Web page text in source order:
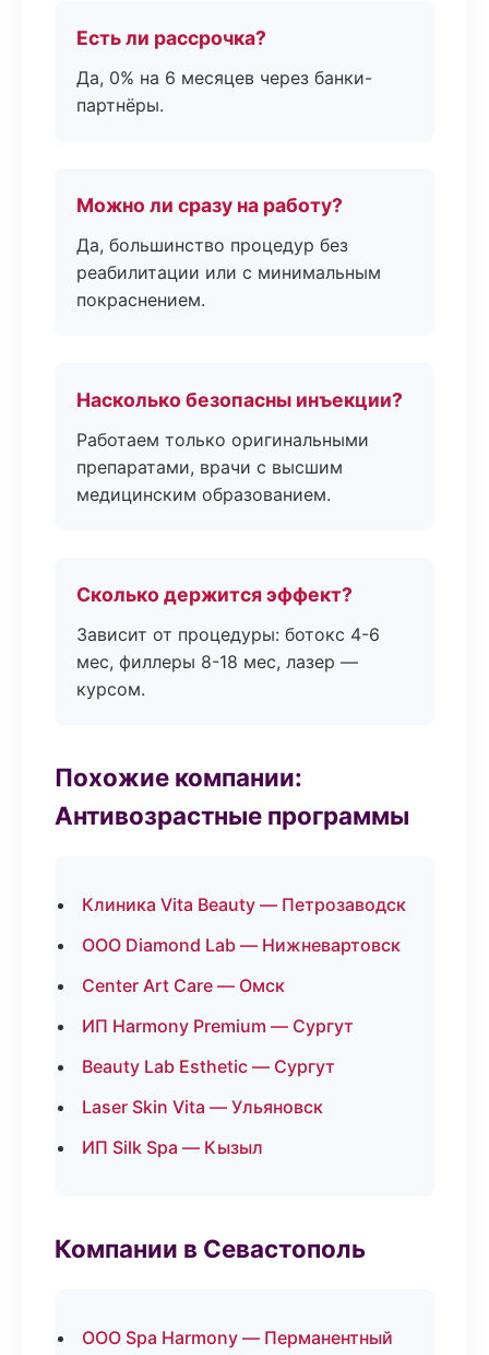
Есть ли рассрочка?
Да, 0% на 6 месяцев через банки-
партнёры.
Можно ли сразу на работу?
Да, большинство процедур без
реабилитации или с минимальным
покраснением.
Насколько безопасны инъекции?
Работаем только оригинальными
препаратами, врачи с высшим
медицинским образованием.
Сколько держится эффект?
Зависит от процедуры: ботокс 4-6
мес, филлеры 8-18 мес, лазер —
курсом.
Похожие компании:
Антивозрастные программы
Клиника Vita Beauty — Петрозаводск
ООО Diamond Lab — Нижневартовск
Center Art Care — Омск
ИП Harmony Premium — Сургут
Beauty Lab Esthetic — Сургут
Laser Skin Vita — Ульяновск
ИП Silk Spa — Кызыл
Компании в Севастополь
ООО Spa Harmony — Перманентный